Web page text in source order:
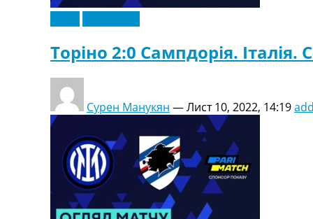
Торіно 2:0 Сампдорія. Італія.
Сурен Манукян —Лист 10, 2022, 14:19